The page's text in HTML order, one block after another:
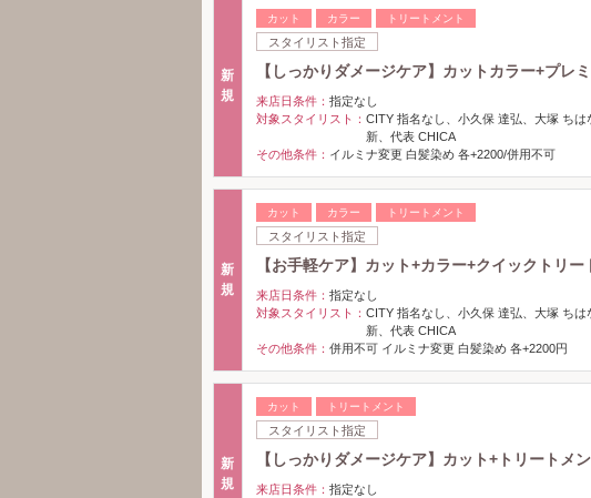
新
規
カット カラー トリートメント
スタイリスト指定
【しっかりダメージケア】カットカラー+プレ
来店日条件： 指定なし
対象スタイリスト： CITY 指名なし、小久保 達弘、大塚 ち
新、代表 CHICA
その他条件： イルミナ変更 白髪染め 各+2200/併用不可
新
規
カット カラー トリートメント
スタイリスト指定
【お手軽ケア】カット+カラー+クイックトリー
来店日条件： 指定なし
対象スタイリスト： CITY 指名なし、小久保 達弘、大塚 ち
新、代表 CHICA
その他条件： 併用不可 イルミナ変更 白髪染め 各+2200円
新
規
カット トリートメント
スタイリスト指定
【しっかりダメージケア】カット+トリートメ
来店日条件： 指定なし